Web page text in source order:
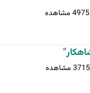
4975 مشاهده
3715 مشاهده